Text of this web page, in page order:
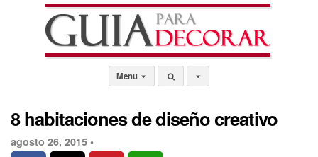
Menu
8 habitaciones de diseño creativo
agosto 26, 2015 •